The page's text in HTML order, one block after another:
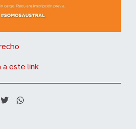
a este link